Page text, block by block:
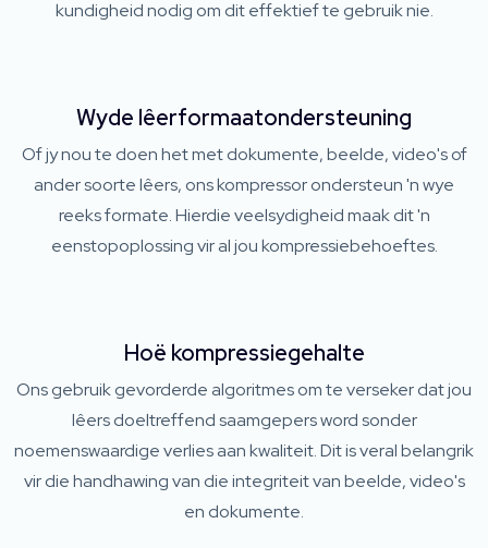
kundigheid nodig om dit effektief te gebruik nie.
Wyde lêerformaatondersteuning
Of jy nou te doen het met dokumente, beelde, video's of
ander soorte lêers, ons kompressor ondersteun 'n wye
reeks formate. Hierdie veelsydigheid maak dit 'n
eenstopoplossing vir al jou kompressiebehoeftes.
Hoë kompressiegehalte
Ons gebruik gevorderde algoritmes om te verseker dat jou
lêers doeltreffend saamgepers word sonder
noemenswaardige verlies aan kwaliteit. Dit is veral belangrik
vir die handhawing van die integriteit van beelde, video's
en dokumente.